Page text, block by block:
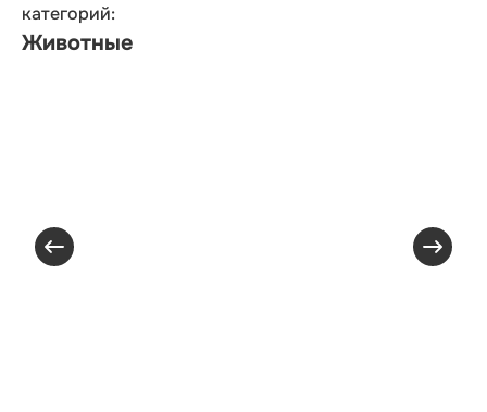
категорий:
Животные